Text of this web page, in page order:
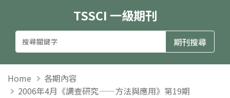
TSSCI 一級期刊
Home
各期內容
2006年4月《調查研究——方法與應用》第19期